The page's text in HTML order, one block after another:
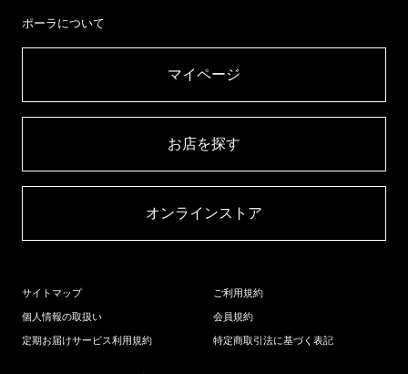
ポーラについて
マイページ​
お店を探す​
オンラインストア​
サイトマップ
個人情報の取扱い
定期お届けサービス利用規約
ご利用規約
会員規約
特定商取引法に基づく表記